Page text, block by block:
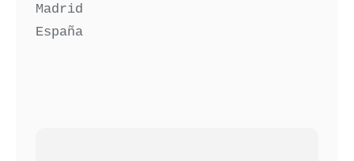
Madrid
España